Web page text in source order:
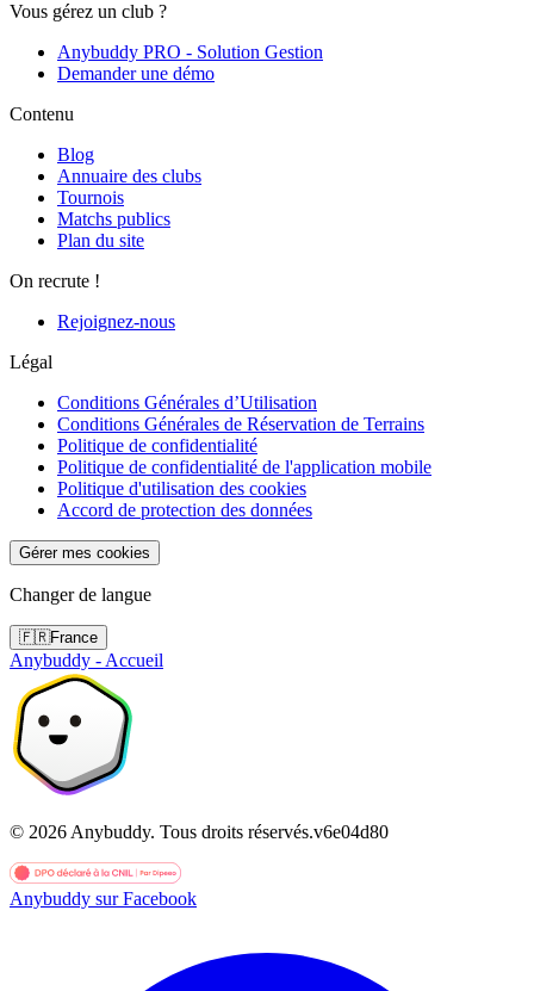
Vous gérez un club ?
Anybuddy PRO - Solution Gestion
Demander une démo
Contenu
Blog
Annuaire des clubs
Tournois
Matchs publics
Plan du site
On recrute !
Rejoignez-nous
Légal
Conditions Générales d’Utilisation
Conditions Générales de Réservation de Terrains
Politique de confidentialité
Politique de confidentialité de l'application mobile
Politique d'utilisation des cookies
Accord de protection des données
Gérer mes cookies
Changer de langue
🇫🇷France
Anybuddy - Accueil
© 2026 Anybuddy. Tous droits réservés.v6e04d80
Anybuddy sur Facebook